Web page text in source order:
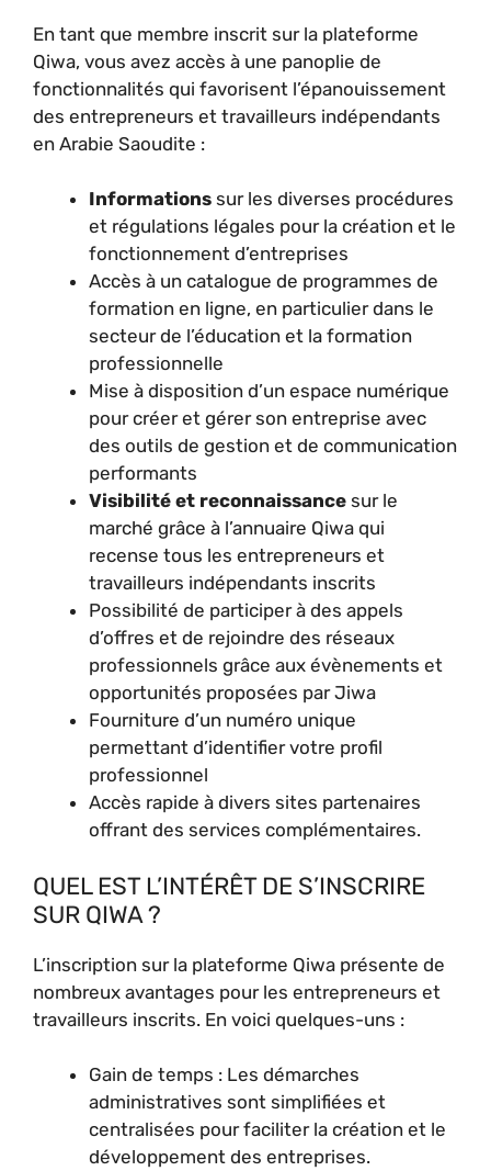
En tant que membre inscrit sur la plateforme
Qiwa, vous avez accès à une panoplie de
fonctionnalités qui favorisent l’épanouissement
des entrepreneurs et travailleurs indépendants
en Arabie Saoudite :
Informations sur les diverses procédures
et régulations légales pour la création et le
fonctionnement d’entreprises
Accès à un catalogue de programmes de
formation en ligne, en particulier dans le
secteur de l’éducation et la formation
professionnelle
Mise à disposition d’un espace numérique
pour créer et gérer son entreprise avec
des outils de gestion et de communication
performants
Visibilité et reconnaissance sur le
marché grâce à l’annuaire Qiwa qui
recense tous les entrepreneurs et
travailleurs indépendants inscrits
Possibilité de participer à des appels
d’offres et de rejoindre des réseaux
professionnels grâce aux évènements et
opportunités proposées par Jiwa
Fourniture d’un numéro unique
permettant d’identifier votre profil
professionnel
Accès rapide à divers sites partenaires
offrant des services complémentaires.
QUEL EST L’INTÉRÊT DE S’INSCRIRE
SUR QIWA ?
L’inscription sur la plateforme Qiwa présente de
nombreux avantages pour les entrepreneurs et
travailleurs inscrits. En voici quelques-uns :
Gain de temps : Les démarches
administratives sont simplifiées et
centralisées pour faciliter la création et le
développement des entreprises.